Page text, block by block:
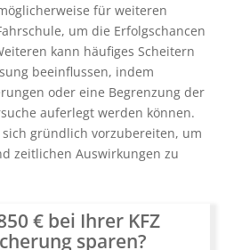
für weiteren
um die Erfolgschancen
kann häufiges Scheitern
beeinflussen, indem
oder eine Begrenzung der
auferlegt werden können.
sich gründlich vorzubereiten, um
zeitlichen Auswirkungen zu
€ bei Ihrer KFZ
sparen?